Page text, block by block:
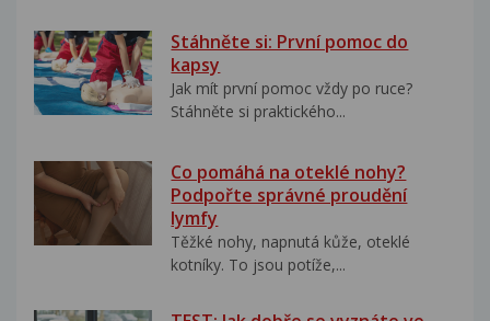
Stáhněte si: První pomoc do
kapsy
Jak mít první pomoc vždy po ruce?
Stáhněte si praktického...
Co pomáhá na oteklé nohy?
Podpořte správné proudění
lymfy
Těžké nohy, napnutá kůže, oteklé
kotníky. To jsou potíže,...